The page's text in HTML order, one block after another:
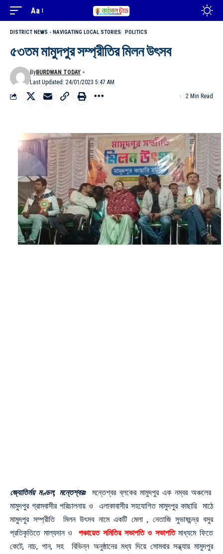
Aa
DISTRICT NEWS - NAVIGATING LOCAL STORIES POLITICS
৫৩তম মামুদপুর সম্প্রীতির মিলন উৎসব
Last Updated: 24/01/2023 5:47 AM
ByBURDWAN TODAY
2 Min Read
জ্যোতির্ময় মণ্ডল, মন্তেশ্বরঃমন্তেশ্বর ব্লকের মামুদপুর এক নম্বর অঞ্চলের
মামুদপুর গ্রামবাসীর পরিচালনায় ও এলাকাবাসীর সহযোগিত মামুদপুর কাছারি মাঠে
মামুদপুর সম্প্রীতি মিলন উৎসব নামে একটি মেলা , নেতাজি সুভাষচন্দ্র বসুর
প্রতিকৃতিতে মাল্যদান ওপঞ্চায়েত সমিতির সভাপতি ও সভাপতিমাধ্যমে ফিতে
কেটে, নাচ, গান, সহ বিভিন্ন অনুষ্ঠানের মধ্য দিয়ে সোমবার সন্ধ্যায় মামুদপুর